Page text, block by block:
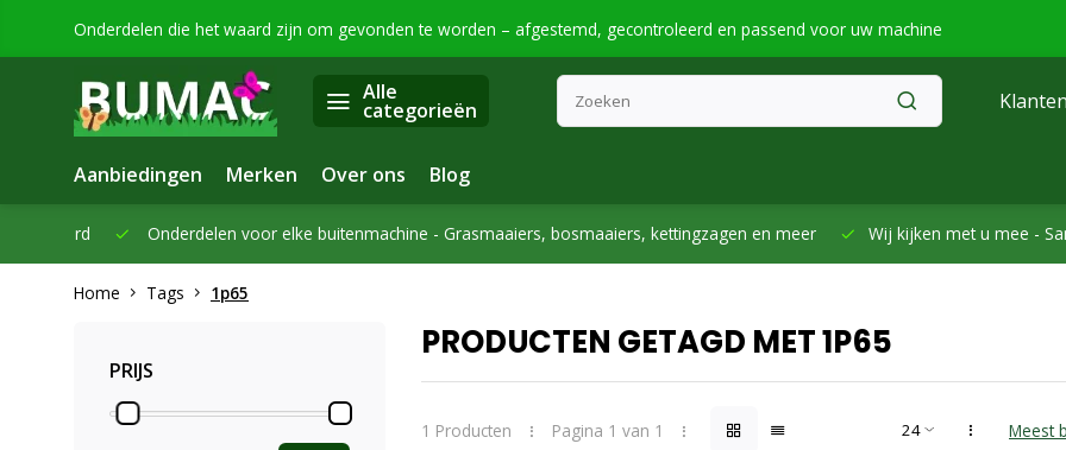
Onderdelen die het waard zijn om gevonden te worden – afgestemd, gecontroleerd en passend voor uw machine
Alle
categorieën
Aanbiedingen Merken Over ons Blog
Onderdelen voor elke buitenmachine -Grasmaaiers, bosmaaiers, kettingzagen en meer Wij kijken met u mee -Samen
Home Tags 1p65
PRIJS
PRODUCTEN GETAGD MET 1P65
1 Producten Pagina 1 van 1 Meest